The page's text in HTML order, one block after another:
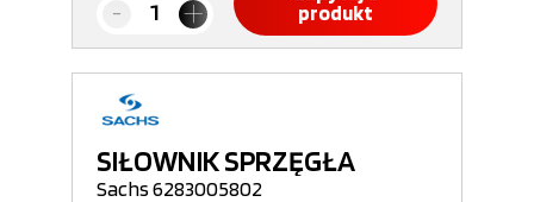
produkt
SIŁOWNIK SPRZĘGŁA
Sachs 6283005802